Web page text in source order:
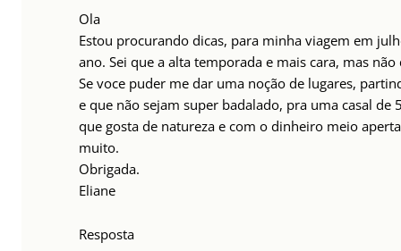
Ola
Estou procurando dicas, para minha viagem em
ano. Sei que a alta temporada e mais cara, mas
Se voce puder me dar uma noção de lugares,
e que não sejam super badalado, pra uma casal de
que gosta de natureza e com o dinheiro meio
muito.
Obrigada.
Eliane
Resposta